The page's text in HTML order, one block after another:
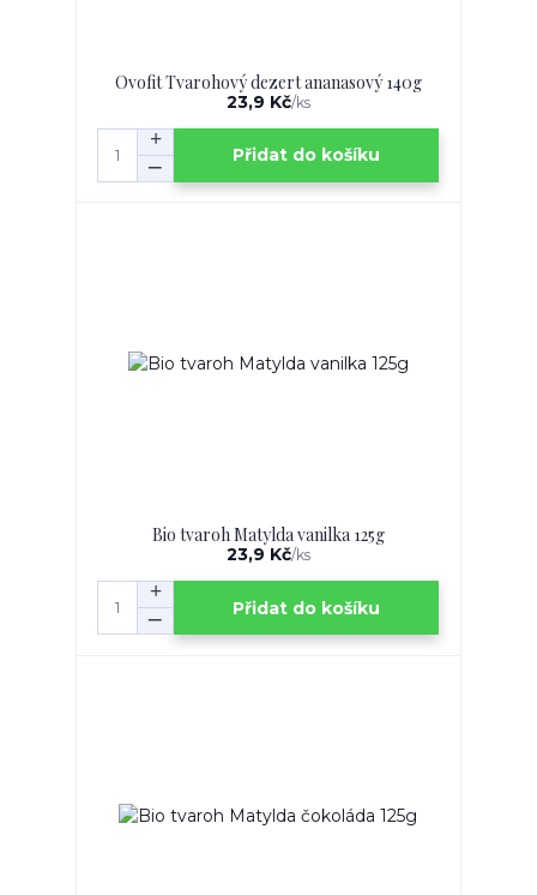
Ovofit Tvarohový dezert ananasový 140g
23,9 Kč/ks
Přidat do košíku
Bio tvaroh Matylda vanilka 125g
23,9 Kč/ks
Přidat do košíku